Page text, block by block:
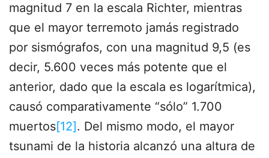
magnitud 7 en la escala Richter, mientras
que el mayor terremoto jamás registrado
por sismógrafos, con una magnitud 9,5 (es
decir, 5.600 veces más potente que el
anterior, dado que la escala es logarítmica),
causó comparativamente “sólo” 1.700
muertos[12]. Del mismo modo, el mayor
tsunami de la historia alcanzó una altura de